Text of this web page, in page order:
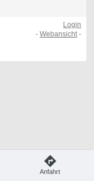
Login
-Webansicht -
Anfahrt